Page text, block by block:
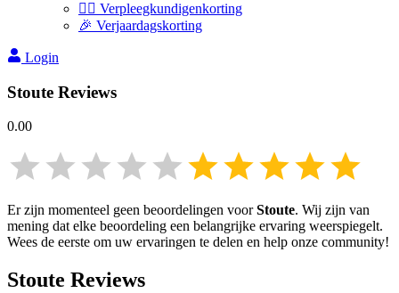
👩‍⚕️ Verpleegkundigenkorting
🎉 Verjaardagskorting
Login
Stoute Reviews
0.00
Er zijn momenteel geen beoordelingen voorStoute. Wij zijn van
mening dat elke beoordeling een belangrijke ervaring weerspiegelt.
Wees de eerste om uw ervaringen te delen en help onze community!
Stoute Reviews